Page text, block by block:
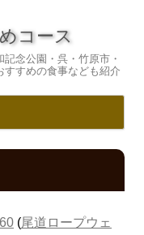
コース
念公園・呉・竹原市・
すすめの食事なども紹介
(尾道ロープウェ